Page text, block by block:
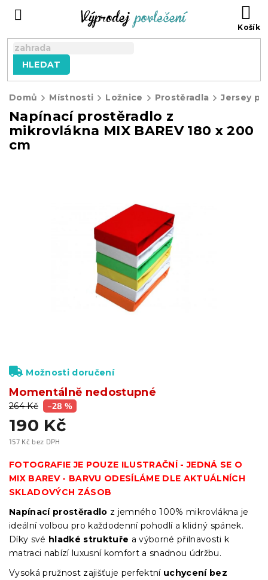
HLEDAT
Domů Místnosti Ložnice Prostěradla Jersey
Napínací prostěradlo z
mikrovlákna MIX BAREV 180 x 200
cm
264 Kč –28 %
190 Kč
157 Kč bez DPH
cena:
Momentálně nedostupné
Možnosti doručení
FOTOGRAFIE JE POUZE ILUSTRAČNÍ - JEDNÁ SE O
MIX BAREV - BARVU ODESÍLÁME DLE AKTUÁLNÍCH
SKLADOVÝCH ZÁSOB
Napínací prostěradlo z jemného 100% mikrovlákna je
ideální volbou pro každodenní pohodlí a klidný spánek.
Díky své hladké struktuře a výborné přilnavosti k
matraci nabízí luxusní komfort a snadnou údržbu.
Vysoká pružnost zajišťuje perfektní uchycení bez